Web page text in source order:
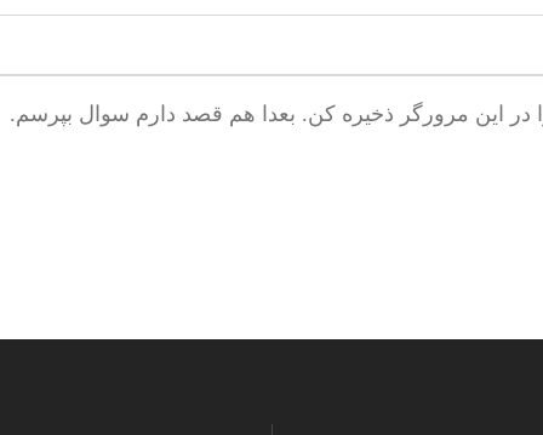
در این مرورگر ذخیره کن. بعدا هم قصد دارم سوال بپرسم.